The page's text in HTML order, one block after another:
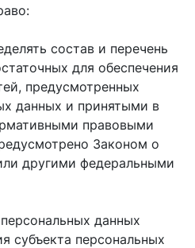
состав и перечень
для обеспечения
предусмотренных
данных и принятыми в
правовыми
Законом о
другими федеральными
данных
субъекта персональных